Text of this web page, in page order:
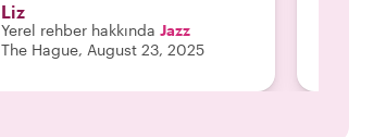
Liz
Yerel rehber hakkında Jazz
The Hague, August 23, 2025